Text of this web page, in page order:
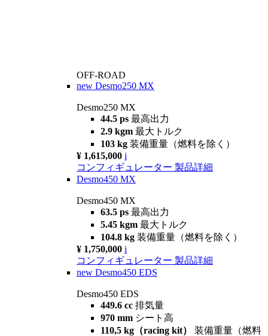
OFF-ROAD
new Desmo250 MX
Desmo250 MX
44.5 ps 最高出力
2.9 kgm 最大トルク
103 kg 装備重量（燃料を除く）
¥ 1,615,000 i
コンフィギュレーター 製品詳細
Desmo450 MX
Desmo450 MX
63.5 ps 最高出力
5.45 kgm 最大トルク
104.8 kg 装備重量（燃料を除く）
¥ 1,750,000 i
コンフィギュレーター 製品詳細
new Desmo450 EDS
Desmo450 EDS
449.6 cc 排気量
970 mm シート高
110,5 kg（racing kit） 装備重量（燃料